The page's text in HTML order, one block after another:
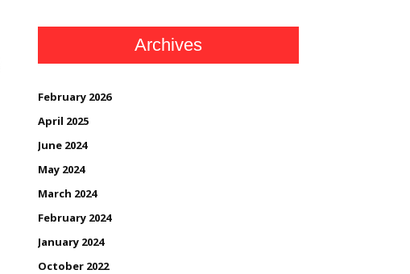
Archives
February 2026
April 2025
June 2024
May 2024
March 2024
February 2024
January 2024
October 2022